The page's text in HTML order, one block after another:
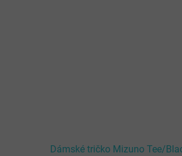
Dámské tričko Mizuno Tee/